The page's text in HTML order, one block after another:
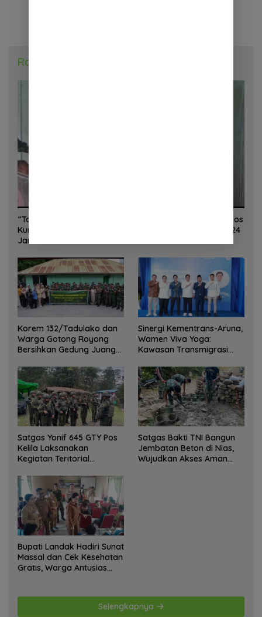
Radar Daerah
“Torang Sehat Kampung Kuat” Satgas Yonif 645/GTY Pos
Kurima Melaksanakan Pelayanan kesehatan Gratis 1 x 24
Jam
Korem 132/Tadulako dan
Warga Gotong Royong
Bersihkan Gedung Juang
Sinergi Kementrans-Aruna,
Wamen Viva Yoga:
Kawasan Transmigrasi
Ke Pasar Global
Satgas Yonif 645 GTY Pos
Kelila Laksanakan
Kegiatan Teritorial
Tokoh Adat dan Lurah
Satgas Bakti TNI Bangun
Jembatan Beton di Nias,
Wujudkan Akses Aman
Bupati Landak Hadiri Sunat
Massal dan Cek Kesehatan
Gratis, Warga Antusias
Selengkapnya